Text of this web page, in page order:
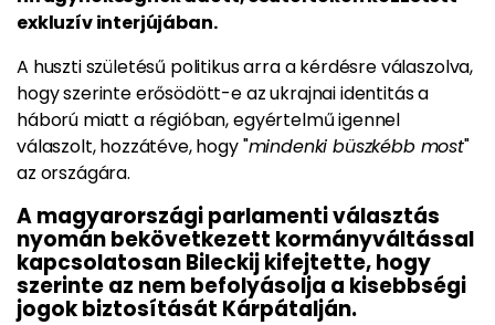
exkluzív interjújában.
A huszti születésű politikus arra a kérdésre válaszolva,
hogy szerinte erősödött-e az ukrajnai identitás a
háború miatt a régióban, egyértelmű igennel
válaszolt, hozzátéve, hogy "mindenki büszkébb most"
az országára.
A magyarországi parlamenti választás
nyomán bekövetkezett kormányváltással
kapcsolatosan Bileckij kifejtette, hogy
szerinte az nem befolyásolja a kisebbségi
jogok biztosítását Kárpátalján.